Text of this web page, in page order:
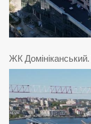
ЖК Домініканський.